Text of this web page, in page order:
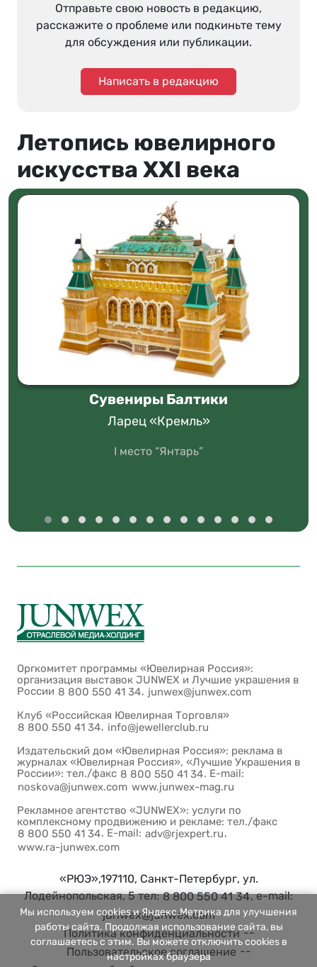
Отправьте свою новость в редакцию,
расскажите о проблеме или подкиньте тему
для обсуждения или публикации.
Написать в редакцию
Летопись ювелирного
искусства XXI века
Сувениры Балтики
Ларец «Кремль»
I место “Янтарь”
Оргкомитет программы «Ювелирная Россия»:
организация выставок JUNWEX и Лучшие украшения в
России 8 800 550 41 34, junwex@junwex.com
Клуб «Российская Ювелирная Торговля»
8 800 550 41 34, info@jewellerclub.ru
Издательский дом «Ювелирная Россия»: реклама в
журналах «Ювелирная Россия», «Лучшие Украшения в
России»: тел./факс 8 800 550 41 34. E-mail:
noskova@junwex.com www.junwex-mag.ru
Рекламное агентство «JUNWEX»: услуги по
комплексному продвижению и рекламе: тел./факс
8 800 550 41 34. E-mail: adv@rjexpert.ru,
www.ra-junwex.com
«РЮЭ»,197110, Санкт-Петербург, ул.
Лодейнопольская, 5 тел:8 800 550 41 34, e-mail:
junwex@junwex.com
Политика конфиденциальности--
Пользовательское соглашение --
Мы используем cookies и Яндекс.Метрика для улучшения
работы сайта. Продолжая использование сайта, вы
соглашаетесь с этим. Вы можете отключить cookies в
настройках браузера